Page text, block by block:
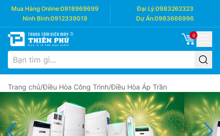
Mua Hàng Online:0918969699 Đại Lý:0983262323
Ninh Bình:0912339019 Dự Án:0983666996
0
Trang chủ/Điều Hòa Công Trình/Điều Hòa Áp Trần